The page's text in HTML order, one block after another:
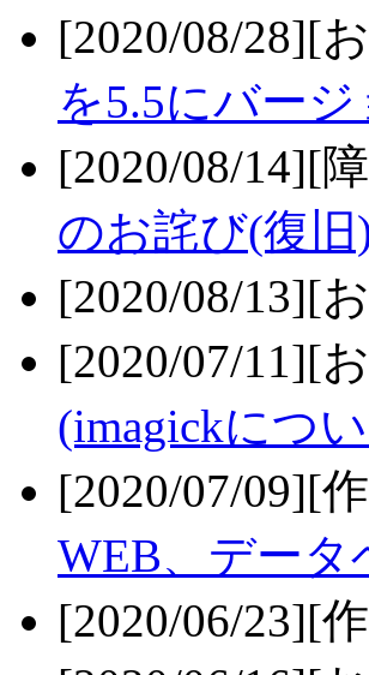
[2020/08/28][
を5.5にバー
[2020/08/14][
のお詫び(復旧
[2020/08/13][
[2020/07/11][
(imagickにつ
[2020/07/09][
WEB、データ
[2020/06/23][